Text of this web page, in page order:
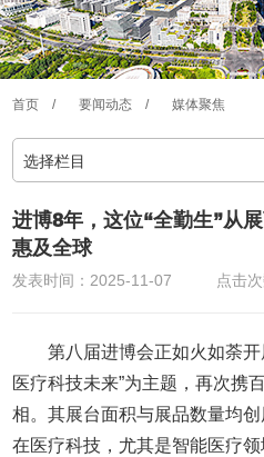
首页 / 要闻动态 / 媒体聚焦
选择栏目
进博8年，这位“全勤生”从
惠及全球
发表时间：2025-11-07 点击次
第八届进博会正如火如荼开
医疗科技未来”为主题，再次携
相。其展台面积与展品数量均
在医疗科技，尤其是智能医疗领